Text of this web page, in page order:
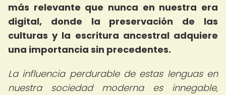
más relevante que nunca en nuestra era
digital, donde la preservación de las
culturas y la escritura ancestral adquiere
una importancia sin precedentes.
La influencia perdurable de estas lenguas en
nuestra sociedad moderna es innegable,